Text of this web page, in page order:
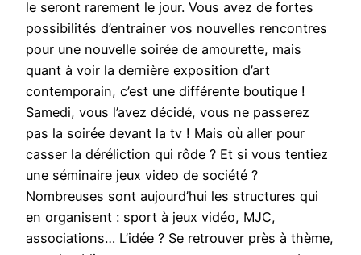
le seront rarement le jour. Vous avez de fortes
possibilités d’entrainer vos nouvelles rencontres
pour une nouvelle soirée de amourette, mais
quant à voir la dernière exposition d’art
contemporain, c’est une différente boutique !
Samedi, vous l’avez décidé, vous ne passerez
pas la soirée devant la tv ! Mais où aller pour
casser la déréliction qui rôde ? Et si vous tentiez
une séminaire jeux video de société ?
Nombreuses sont aujourd’hui les structures qui
en organisent : sport à jeux vidéo, MJC,
associations… L’idée ? Se retrouver près à thème,